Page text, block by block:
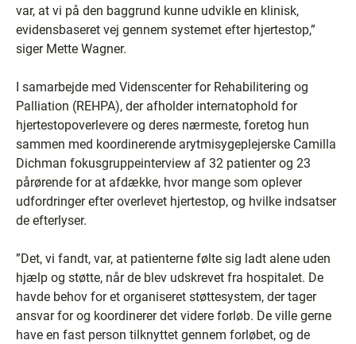
var, at vi på den baggrund kunne udvikle en klinisk,
evidensbaseret vej gennem systemet efter hjertestop,”
siger Mette Wagner.
I samarbejde med Videnscenter for Rehabilitering og
Palliation (REHPA), der afholder internatophold for
hjertestopoverlevere og deres nærmeste, foretog hun
sammen med koordinerende arytmisygeplejerske Camilla
Dichman fokusgruppeinterview af 32 patienter og 23
pårørende for at afdække, hvor mange som oplever
udfordringer efter overlevet hjertestop, og hvilke indsatser
de efterlyser.
”Det, vi fandt, var, at patienterne følte sig ladt alene uden
hjælp og støtte, når de blev udskrevet fra hospitalet. De
havde behov for et organiseret støttesystem, der tager
ansvar for og koordinerer det videre forløb. De ville gerne
have en fast person tilknyttet gennem forløbet, og de